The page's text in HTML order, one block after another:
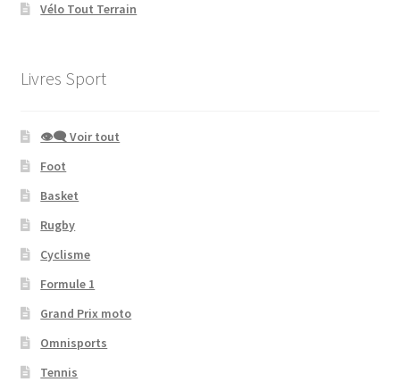
Vélo Tout Terrain
Livres Sport
👁‍🗨 Voir tout
Foot
Basket
Rugby
Cyclisme
Formule 1
Grand Prix moto
Omnisports
Tennis